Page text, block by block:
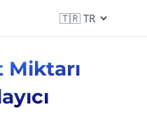
Miktarı